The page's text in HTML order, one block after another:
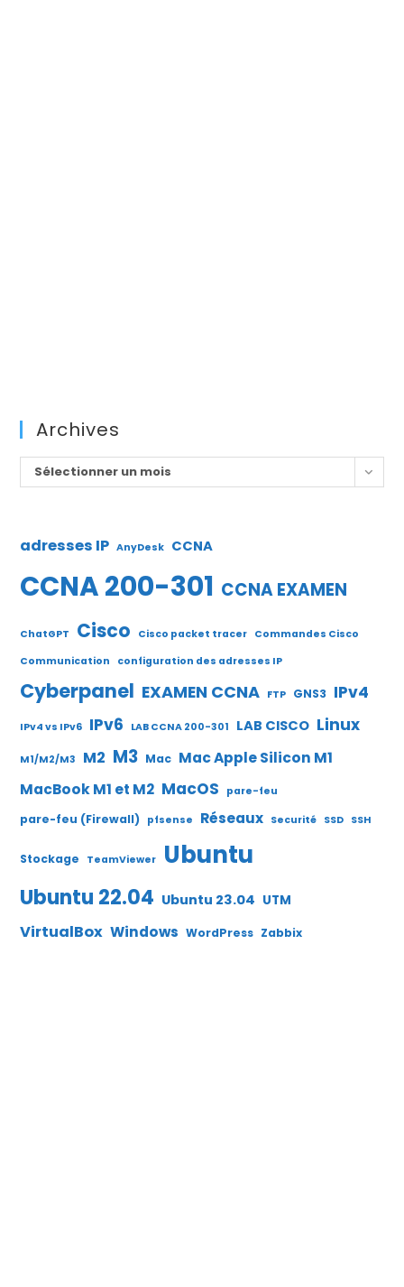
Archives
Archives
Sélectionner un mois
adresses IP AnyDesk CCNA
CCNA 200-301 CCNA EXAMEN
ChatGPT Cisco Cisco packet tracer Commandes Cisco
Communication
configuration des adresses IP
Cyberpanel EXAMEN CCNA FTP GNS3 IPv4
IPv4 vs IPv6 IPv6 LAB CCNA 200-301 LAB CISCO Linux
M1/M2/M3 M2 M3 Mac Mac Apple Silicon M1
MacBook M1 et M2 MacOS pare-feu
pare-feu (Firewall) pfsense Réseaux Securité SSD SSH
Stockage TeamViewer Ubuntu
Ubuntu 22.04 Ubuntu 23.04 UTM
VirtualBox Windows WordPress Zabbix